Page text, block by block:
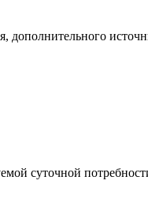
дополнительного
суточной